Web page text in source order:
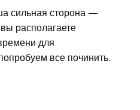
сильная сторона —
располагаете
для
все починить.